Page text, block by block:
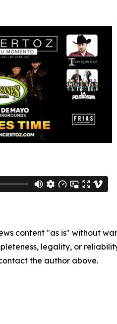
content "as is" without
legality, or
the author above.